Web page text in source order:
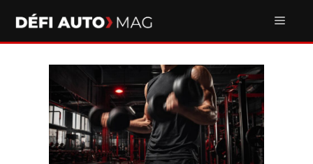
contenu
Menu